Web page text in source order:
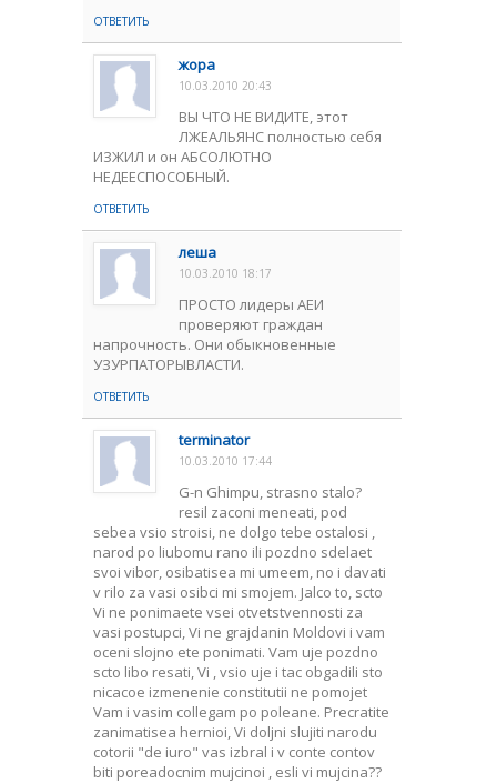
ОТВЕТИТЬ
жора
10.03.2010 20:43
ВЫ ЧТО НЕ ВИДИТЕ, этот
ЛЖЕАЛЬЯНС полностью себя
ИЗЖИЛ и он АБСОЛЮТНО
НЕДЕЕСПОСОБНЫЙ.
ОТВЕТИТЬ
леша
10.03.2010 18:17
ПРОСТО лидеры АЕИ
проверяют граждан
напрочность. Они обыкновенные
УЗУРПАТОРЫВЛАСТИ.
ОТВЕТИТЬ
terminator
10.03.2010 17:44
G-n Ghimpu, strasno stalo?
resil zaconi meneati, pod
sebea vsio stroisi, ne dolgo tebe ostalosi ,
narod po liubomu rano ili pozdno sdelaet
svoi vibor, osibatisea mi umeem, no i davati
v rilo za vasi osibci mi smojem. Jalco to, scto
Vi ne ponimaete vsei otvetstvennosti za
vasi postupci, Vi ne grajdanin Moldovi i vam
oceni slojno ete ponimati. Vam uje pozdno
scto libo resati, Vi , vsio uje i tac obgadili sto
nicacoe izmenenie constitutii ne pomojet
Vam i vasim collegam po poleane. Precratite
zanimatisea hernioi, Vi doljni slujiti narodu
cotorii "de iuro" vas izbral i v conte contov
biti poreadocnim mujcinoi , esli vi mujcina??